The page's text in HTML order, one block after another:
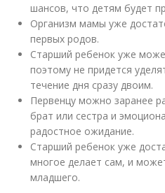
шансов, что детям будет
Организм мамы уже
первых родов.
Старший ребенок уже
поэтому не придется
течение дня сразу двоим.
Первенцу можно заранее
брат или сестра и
радостное ожидание.
Старший ребенок уже
многое делает сам, и
младшего.